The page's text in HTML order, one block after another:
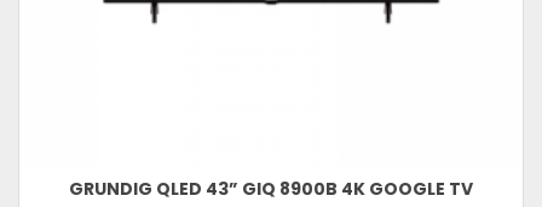
GRUNDIG QLED 43” GIQ 8900B 4K GOOGLE TV